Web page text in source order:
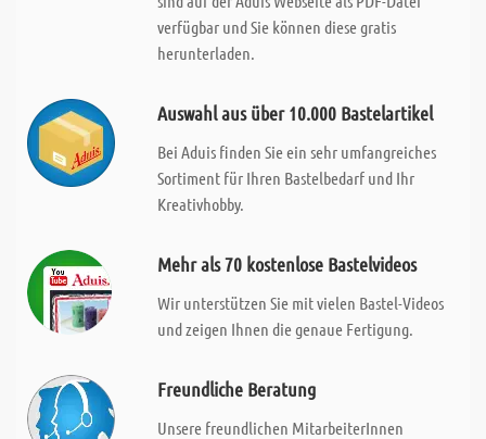
verfügbar und Sie können diese gratis
herunterladen.
Auswahl aus über 10.000 Bastelartikel
Bei Aduis finden Sie ein sehr umfangreiches
Sortiment für Ihren Bastelbedarf und Ihr
Kreativhobby.
Mehr als 70 kostenlose Bastelvideos
Wir unterstützen Sie mit vielen Bastel-Videos
und zeigen Ihnen die genaue Fertigung.
Freundliche Beratung
Unsere freundlichen MitarbeiterInnen